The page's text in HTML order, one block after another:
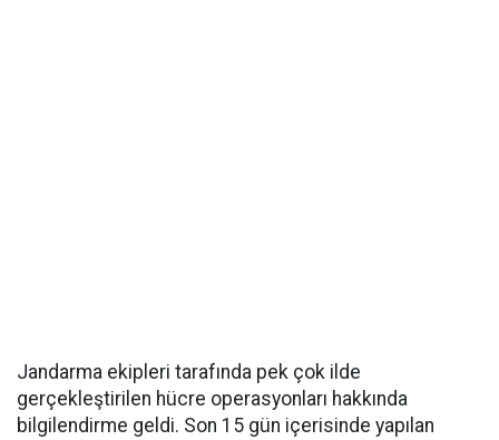
Jandarma ekipleri tarafında pek çok ilde
gerçekleştirilen hücre operasyonları hakkında
bilgilendirme geldi. Son 15 gün içerisinde yapılan